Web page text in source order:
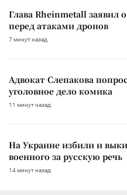
Глава Rheinmetall заявил
перед атаками дронов
7 минут назад
Адвокат Слепакова
уголовное дело комика
11 минут назад
На Украине избили и
военного за русскую речь
14 минут назад